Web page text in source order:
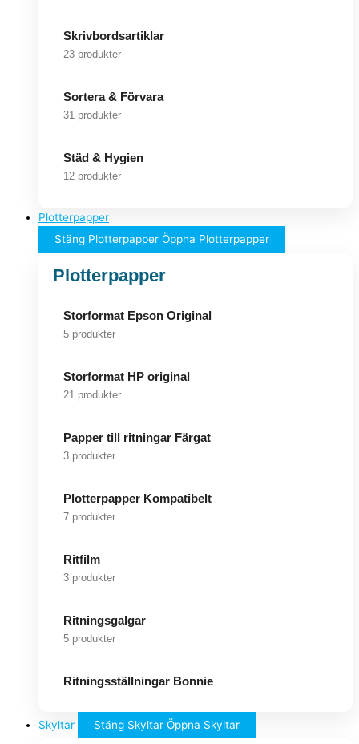
Skrivbordsartiklar
23 produkter
Sortera & Förvara
31 produkter
Städ & Hygien
12 produkter
Plotterpapper
Stäng Plotterpapper Öppna Plotterpapper
Plotterpapper
Storformat Epson Original
5 produkter
Storformat HP original
21 produkter
Papper till ritningar Färgat
3 produkter
Plotterpapper Kompatibelt
7 produkter
Ritfilm
3 produkter
Ritningsgalgar
5 produkter
Ritningsställningar Bonnie
Skyltar Stäng Skyltar Öppna Skyltar